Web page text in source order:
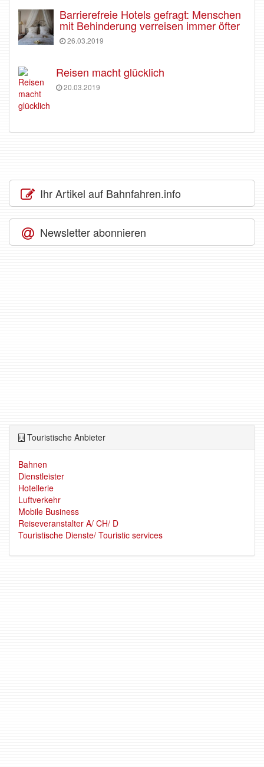
Barrierefreie Hotels gefragt: Menschen
mit Behinderung verreisen immer öfter
26.03.2019
Reisen macht glücklich
20.03.2019
Ihr Artikel auf Bahnfahren.info
Newsletter abonnieren
Touristische Anbieter
Bahnen
Dienstleister
Hotellerie
Luftverkehr
Mobile Business
Reiseveranstalter A/ CH/ D
Touristische Dienste/ Touristic services